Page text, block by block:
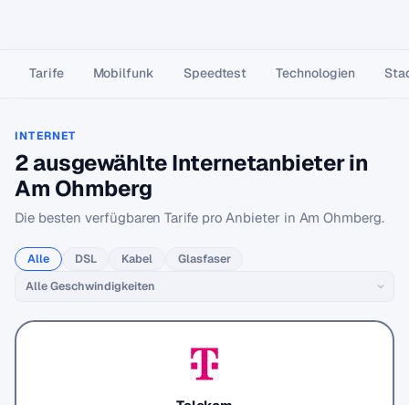
Tarife Mobilfunk Speedtest Technologien
INTERNET
2 ausgewählte Internetanbieter in
Am Ohmberg
Die besten verfügbaren Tarife pro Anbieter in Am Ohmberg.
Alle DSL Kabel Glasfaser